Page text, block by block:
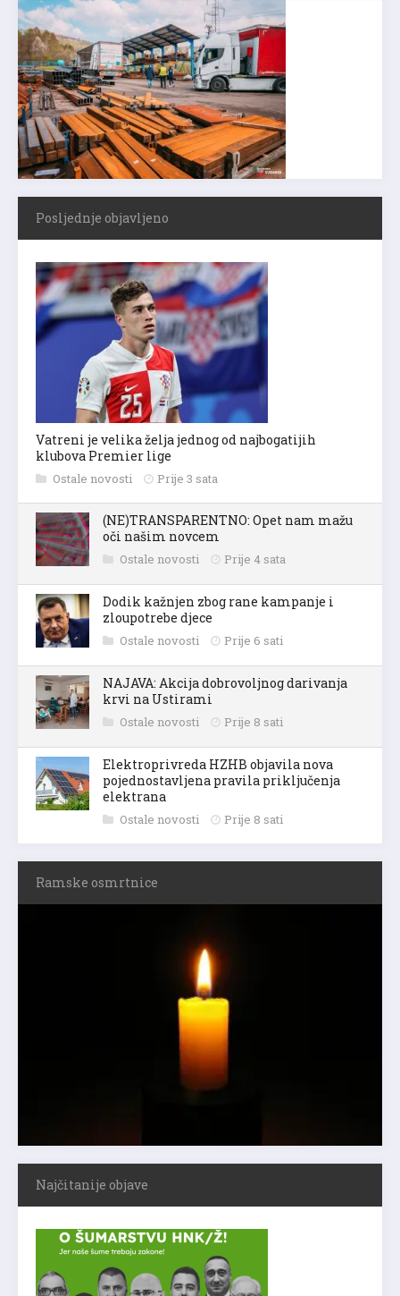
Posljednje objavljeno
Vatreni je velika želja jednog od najbogatijih
klubova Premier lige
Ostale novosti Prije 3 sata
(NE)TRANSPARENTNO: Opet nam mažu
oči našim novcem
Ostale novosti Prije 4 sata
Dodik kažnjen zbog rane kampanje i
zloupotrebe djece
Ostale novosti Prije 6 sati
NAJAVA: Akcija dobrovoljnog darivanja
krvi na Ustirami
Ostale novosti Prije 8 sati
Elektroprivreda HZHB objavila nova
pojednostavljena pravila priključenja
elektrana
Ostale novosti Prije 8 sati
Ramske osmrtnice
Najčitanije objave